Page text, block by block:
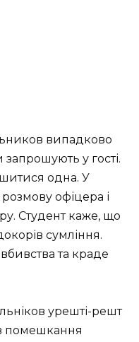
випадково
запрошують у гості.
одна. У
офіцера і
Студент каже, що
сумління.
та краде
урешті-решт
помешкання